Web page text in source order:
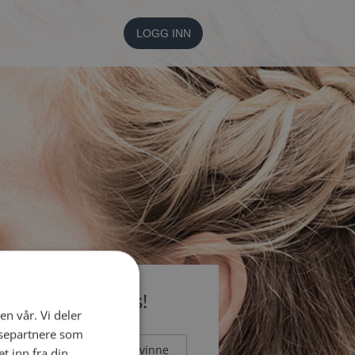
LOGG INN
Bli medlem gratis!
Mann Kvinne
vår. Vi deler
som